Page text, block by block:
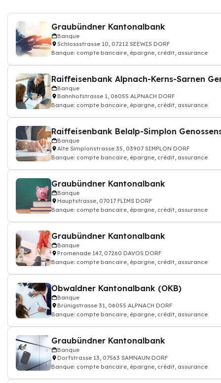
Graubündner Kantonalbank
Banque
Schlossstrasse 10, 07212 SEEWIS DORF
Banque: compte bancaire, épargne, crédit, assurance
Banque
Bahnhofstrasse 1, 06055 ALPNACH DORF
Banque: compte bancaire, épargne, crédit, assurance
Banque
Alte Simplonstrasse 35, 03907 SIMPLON DORF
Banque: compte bancaire, épargne, crédit, assurance
Graubündner Kantonalbank
Banque
Hauptstrasse, 07017 FLIMS DORF
Banque: compte bancaire, épargne, crédit, assurance
Graubündner Kantonalbank
Banque
Promenade 147, 07260 DAVOS DORF
Banque: compte bancaire, épargne, crédit, assurance
Obwaldner Kantonalbank (OKB)
Banque
Brünigstrasse 31, 06055 ALPNACH DORF
Banque: compte bancaire, épargne, crédit, assurance
Graubündner Kantonalbank
Banque
Dorfstrasse 13, 07563 SAMNAUN DORF
Banque: compte bancaire, épargne, crédit, assurance